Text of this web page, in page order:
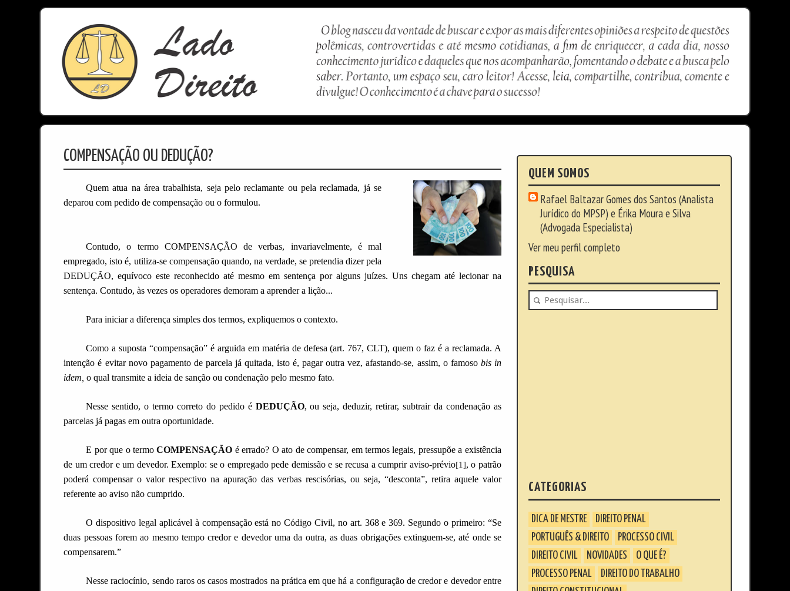
COMPENSAÇÃO OU DEDUÇÃO?
Quem atua na área trabalhista, seja pelo reclamante ou pela reclamada, já se
deparou com pedido de compensação ou o formulou.
Contudo, o termo COMPENSAÇÃO de verbas, invariavelmente, é mal
empregado, isto é, utiliza-se compensação quando, na verdade, se pretendia dizer pela
DEDUÇÃO, equívoco este reconhecido até mesmo em sentença por alguns juízes. Uns chegam até lecionar na
sentença. Contudo, às vezes os operadores demoram a aprender a lição...
Para iniciar a diferença simples dos termos, expliquemos o contexto.
Como a suposta “compensação” é arguida em matéria de defesa (art. 767, CLT), quem o faz é a reclamada. A
intenção é evitar novo pagamento de parcela já quitada, isto é, pagar outra vez, afastando-se, assim, o famoso bis in
idem,o qual transmite a ideia de sanção ou condenação pelo mesmo fato.
Nesse sentido, o termo correto do pedido é DEDUÇÃO, ou seja, deduzir, retirar, subtrair da condenação as
parcelas já pagas em outra oportunidade.
E por que o termoCOMPENSAÇÃO é errado? O ato de compensar, em termos legais, pressupõe a existência
de um credor e um devedor. Exemplo: se o empregado pede demissão e se recusa a cumprir aviso-prévio[1], o patrão
poderá compensar o valor respectivo na apuração das verbas rescisórias, ou seja, “desconta”, retira aquele valor
referente ao aviso não cumprido.
O dispositivo legal aplicável à compensação está no Código Civil, no art. 368 e 369. Segundo o primeiro: “Se
duas pessoas forem ao mesmo tempo credor e devedor uma da outra, as duas obrigações extinguem-se, até onde se
compensarem.”
Nesse raciocínio, sendo raros os casos mostrados na prática em que há a configuração de credor e devedor entre
QUEM SOMOS
Rafael Baltazar Gomes dos Santos (Analista
Jurídico do MPSP) e Érika Moura e Silva
(Advogada Especialista)
Ver meu perfil completo
PESQUISA
CATEGORIAS
DICA DE MESTRE
DIREITO PENAL
PORTUGUÊS & DIREITO
PROCESSO CIVIL
DIREITO CIVIL
NOVIDADES
O QUE É?
PROCESSO PENAL
DIREITO DO TRABALHO